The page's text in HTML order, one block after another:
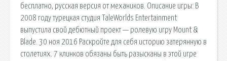
бесплатно, русская версия от механиков. Описание игры: В
2008 году турецкая студия TaleWorlds Entertainment
выпустила свой дебютный проект — ролевую игру Mount &
Blade. 30 ноя 2016 Раскройте для себя историю затерянную в
столетиях. 7 клинков обязаны быть разысканы в этой игре